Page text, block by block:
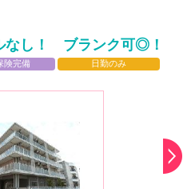
なし！ ブランク可◎！
険完備 日勤のみ